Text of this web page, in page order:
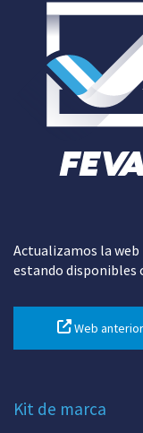
Actualizamos la
estando disponibles
Web
Kit de marca